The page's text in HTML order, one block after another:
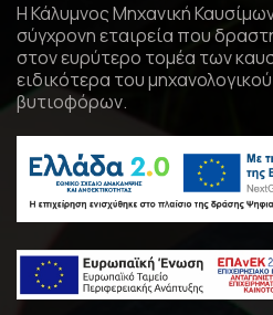
Η Κάλυμνος Μηχανική Καυσίμων
σύγχρονη εταιρεία που
στον ευρύτερο τομέα των
ειδικότερα του
βυτιοφόρων.